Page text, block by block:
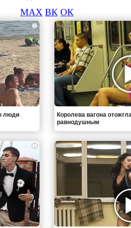
MAX ВК ОК
i
люди
Королева вагона
равнодушным
i